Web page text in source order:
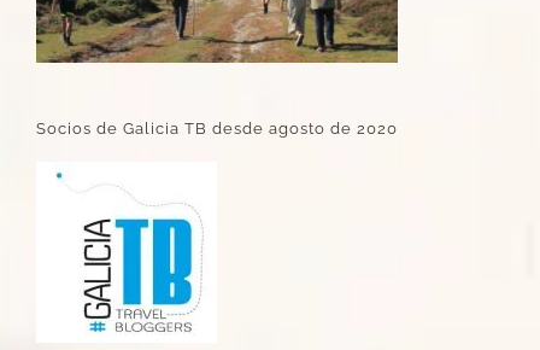
Socios de Galicia TB desde agosto de 2020